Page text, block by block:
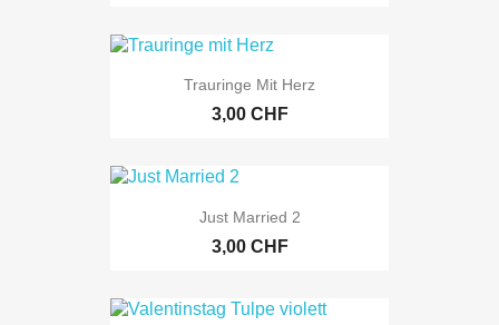
Trauringe Mit Herz
3,00 CHF
Just Married 2
3,00 CHF